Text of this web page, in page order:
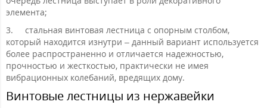
элемента;
3.
стальная винтовая лестница с опорным столбом,
который находится изнутри – данный вариант используется
более распространенно и отличается надежностью,
прочностью и жесткостью, практически не имея
вибрационных колебаний, вредящих дому.
Винтовые лестницы из нержавейки